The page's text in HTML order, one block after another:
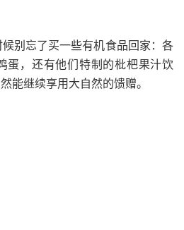
别忘了买一些有机食品回家：各
蛋，还有他们特制的枇杷果汁饮
能继续享用大自然的馈赠。